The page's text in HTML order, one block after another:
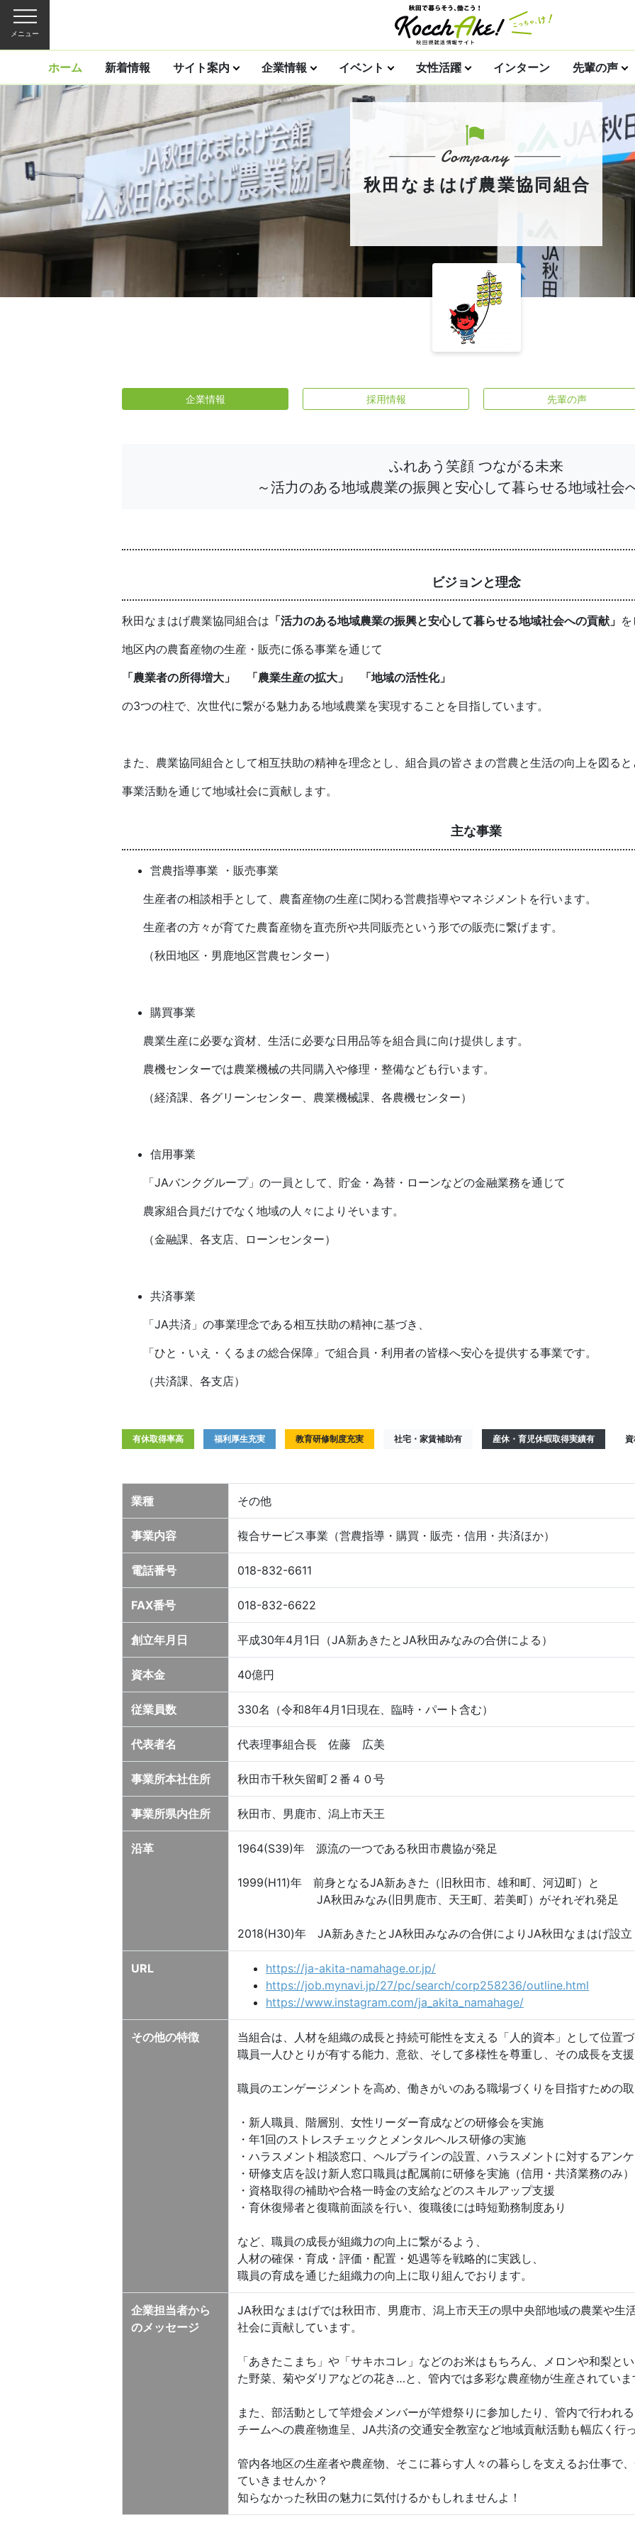
メニュー
ホーム 新着情報 サイト案内 企業情報 イベント 女性活躍 インターン 先輩の声
秋田なまはげ農業協同組合
企業情報 採用情報 先輩の声
ふれあう笑顔 つながる未来
～活力のある地域農業の振興と安心して暮らせる地域社会
ビジョンと理念
秋田なまはげ農業協同組合は 「活力のある地域農業の振興と安心して暮らせる地域社会への貢献」
地区内の農畜産物の生産・販売に係る事業を通じて
「農業者の所得増大」 「農業生産の拡大」 「地域の活性化」
の3つの柱で、次世代に繋がる魅力ある地域農業を実現することを目指しています。
また、農業協同組合として相互扶助の精神を理念とし、組合員の皆さまの営農と生活の向上を図る
事業活動を通じて地域社会に貢献します。
主な事業
営農指導事業 ・販売事業
生産者の相談相手として、農畜産物の生産に関わる営農指導やマネジメントを行います。
生産者の方々が育てた農畜産物を直売所や共同販売という形での販売に繋げます。
（秋田地区・男鹿地区営農センター）
購買事業
農業生産に必要な資材、生活に必要な日用品等を組合員に向け提供します。
農機センターでは農業機械の共同購入や修理・整備なども行います。
（経済課、各グリーンセンター、農業機械課、各農機センター）
信用事業
「JAバンクグループ」の一員として、貯金・為替・ローンなどの金融業務を通じて
農家組合員だけでなく地域の人々によりそいます。
（金融課、各支店、ローンセンター）
共済事業
「JA共済」の事業理念である相互扶助の精神に基づき、
「ひと・いえ・くるまの総合保障」で組合員・利用者の皆様へ安心を提供する事業です。
（共済課、各支店）
有休取得率高 福利厚生充実 教育研修制度充実 社宅・家賃補助有 産休・育児休暇取得実績有
業種 その他
事業内容 複合サービス事業（営農指導・購買・販売・信用・共済ほか）
電話番号 018-832-6611
FAX番号 018-832-6622
創立年月日 平成30年4月1日（JA新あきたとJA秋田みなみの合併による）
資本金 40億円
従業員数 330名（令和8年4月1日現在、臨時・パート含む）
代表者名 代表理事組合長 佐藤 広美
事業所本社住所 秋田市千秋矢留町２番４０号
事業所県内住所 秋田市、男鹿市、潟上市天王
沿革 1964(S39)年 源流の一つである秋田市農協が発足
1999(H11)年 前身となるJA新あきた（旧秋田市、雄和町、河辺町）と
JA秋田みなみ(旧男鹿市、天王町、若美町）がそれぞれ発足
2018(H30)年 JA新あきたとJA秋田みなみの合併によりJA秋田なまはげ設立
URL
https://ja-akita-namahage.or.jp/
https://job.mynavi.jp/27/pc/search/corp258236/outline.html
https://www.instagram.com/ja_akita_namahage/
その他の特徴
当組合は、人材を組織の成長と持続可能性を支える「人的資本」として位置
職員一人ひとりが有する能力、意欲、そして多様性を尊重し、その成長を支
職員のエンゲージメントを高め、働きがいのある職場づくりを目指すための
・新人職員、階層別、女性リーダー育成などの研修会を実施
・年1回のストレスチェックとメンタルヘルス研修の実施
・ハラスメント相談窓口、ヘルプラインの設置、ハラスメントに対するアン
・研修支店を設け新人窓口職員は配属前に研修を実施（信用・共済業務のみ）
・資格取得の補助や合格一時金の支給などのスキルアップ支援
・育休復帰者と復職前面談を行い、復職後には時短勤務制度あり
など、職員の成長が組織力の向上に繋がるよう、
人材の確保・育成・評価・配置・処遇等を戦略的に実践し、
職員の育成を通じた組織力の向上に取り組んでおります。
企業担当者から
のメッセージ
JA秋田なまはげでは秋田市、男鹿市、潟上市天王の県中央部地域の農業や生
社会に貢献しています。
「あきたこまち」や「サキホコレ」などのお米はもちろん、メロンや和梨と
た野菜、菊やダリアなどの花き…と、管内では多彩な農産物が生産されていま
また、部活動として竿燈会メンバーが竿燈祭りに参加したり、管内で行われ
チームへの農産物進呈、JA共済の交通安全教室など地域貢献活動も幅広く行
管内各地区の生産者や農産物、そこに暮らす人々の暮らしを支えるお仕事で
ていきませんか？
知らなかった秋田の魅力に気付けるかもしれませんよ！